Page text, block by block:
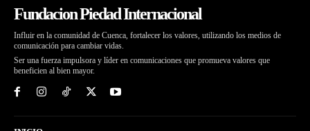
Fundacion Piedad Internacional
Influir en la comunidad de Cuenca, fortalecer los valores, utilizando los medios de
comunicación para cambiar vidas.
Ser una fuerza impulsora y líder en comunicaciones que promueva valores que
beneficien al bien mayor.